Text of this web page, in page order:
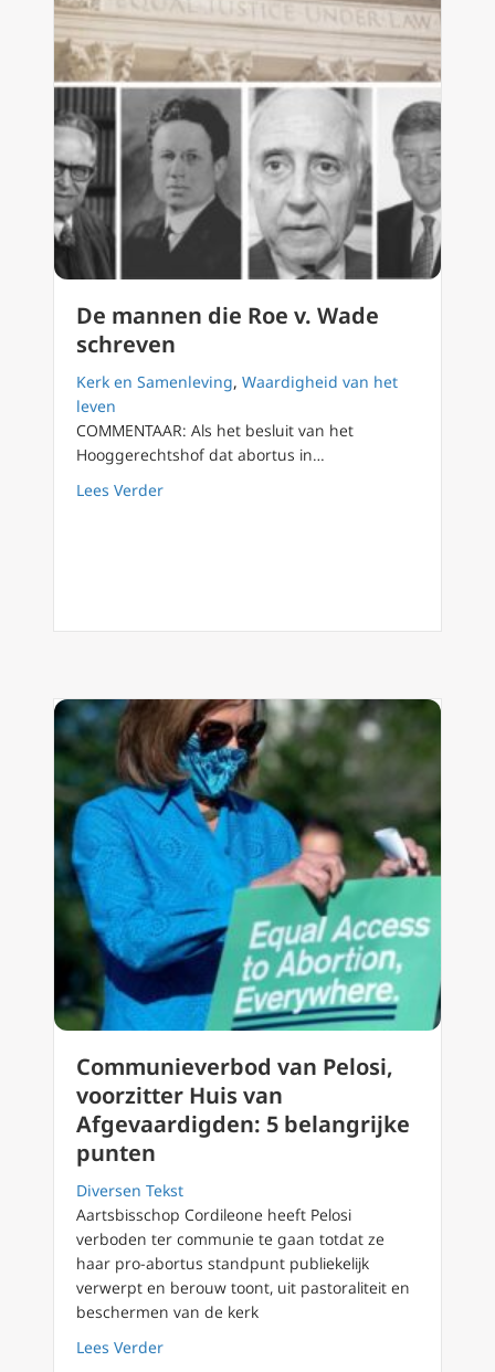
De mannen die Roe v. Wade
schreven
Kerk en Samenleving, Waardigheid van het
leven
COMMENTAAR: Als het besluit van het
Hooggerechtshof dat abortus in…
Lees Verderabout De mannen die Roe v. Wade schreven
Communieverbod van Pelosi,
voorzitter Huis van
Afgevaardigden: 5 belangrijke
punten
Diversen Tekst
Aartsbisschop Cordileone heeft Pelosi
verboden ter communie te gaan totdat ze
haar pro-abortus standpunt publiekelijk
verwerpt en berouw toont, uit pastoraliteit en
beschermen van de kerk
Lees Verderabout Communieverbod van Pelosi,